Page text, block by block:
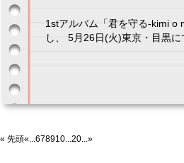
1stアルバム「君を守る-kimi o
し、 5月26日(火)東京・目黒
« 先頭«...678910...20...»